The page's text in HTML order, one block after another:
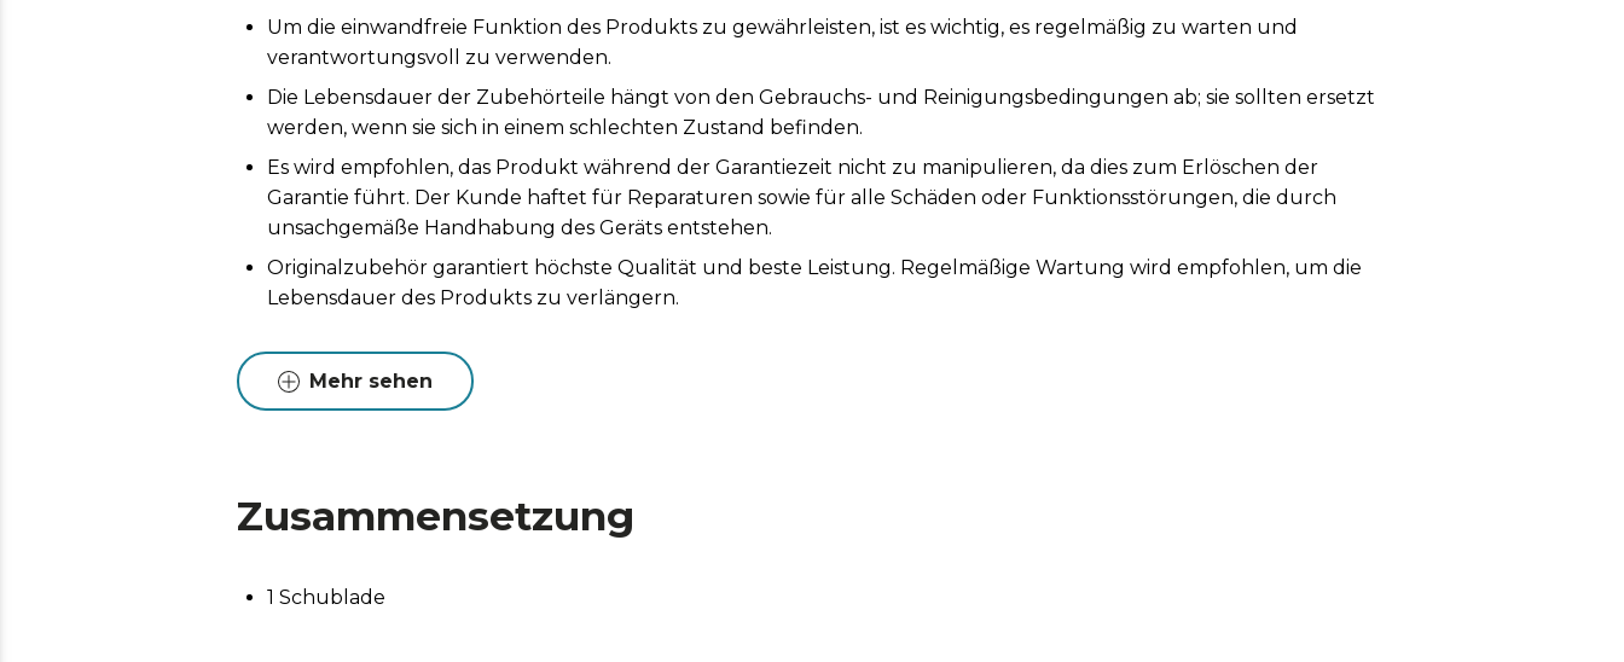
Um die einwandfreie Funktion des Produkts zu gewährleisten, ist es wichtig, es regelmäßig zu warten und
verantwortungsvoll zu verwenden.
Die Lebensdauer der Zubehörteile hängt von den Gebrauchs- und Reinigungsbedingungen ab; sie sollten ersetzt
werden, wenn sie sich in einem schlechten Zustand befinden.
Es wird empfohlen, das Produkt während der Garantiezeit nicht zu manipulieren, da dies zum Erlöschen der
Garantie führt. Der Kunde haftet für Reparaturen sowie für alle Schäden oder Funktionsstörungen, die durch
unsachgemäße Handhabung des Geräts entstehen.
Originalzubehör garantiert höchste Qualität und beste Leistung. Regelmäßige Wartung wird empfohlen, um die
Lebensdauer des Produkts zu verlängern.
Mehr sehen
Zusammensetzung
1 Schublade